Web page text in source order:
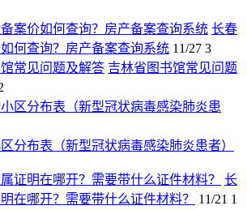
长春
何查询？房产备案查询系统 11/27 3
吉林省图书馆常见问题
分布表（新型冠状病毒感染肺炎患者）
长
在哪开？需要带什么证件材料？
11/21 1